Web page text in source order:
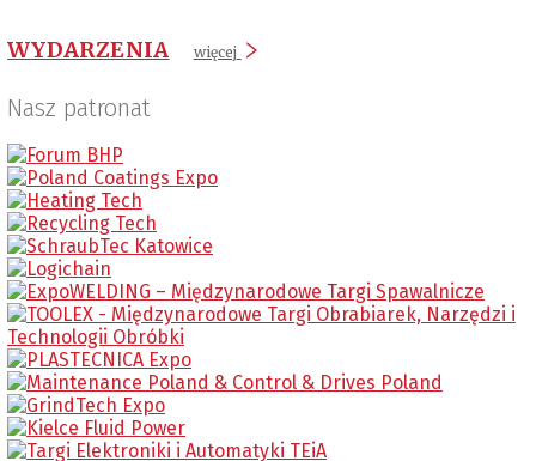
WYDARZENIA więcej
Nasz patronat